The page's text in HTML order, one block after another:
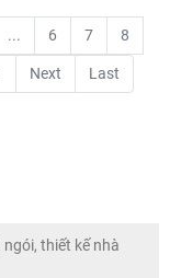
... 6 7 8
Next Last
thiết kế nhà